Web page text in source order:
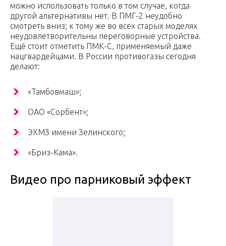
можно использовать только в том случае, когда
другой альтернативы нет. В ПМГ-2 неудобно
смотреть вниз; к тому же во всех старых моделях
неудовлетворительны переговорные устройства.
Ещё стоит отметить ПМК-С, применяемый даже
нацгвардейцами. В России противогазы сегодня
делают:
«Тамбовмаш»;
ОАО «Сорбент»;
ЭХМЗ имени Зелинского;
«Бриз-Кама».
Видео про парниковый эффект